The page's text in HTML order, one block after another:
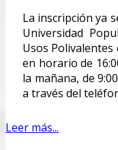
La inscripción ya
Universidad
Usos Polivalentes
en horario de
la mañana, de
a través del
Leer más...